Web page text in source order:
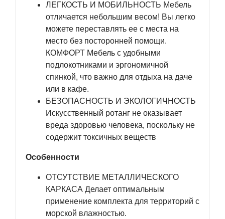
ЛЕГКОСТЬ И МОБИЛЬНОСТЬ Мебель
отличается небольшим весом! Вы легко
можете переставлять ее с места на
место без посторонней помощи.
КОМФОРТ Мебель с удобными
подлокотниками и эргономичной
спинкой, что важно для отдыха на даче
или в кафе.
БЕЗОПАСНОСТЬ И ЭКОЛОГИЧНОСТЬ
Искусственный ротанг не оказывает
вреда здоровью человека, поскольку не
содержит токсичных веществ
Особенности
ОТСУТСТВИЕ МЕТАЛЛИЧЕСКОГО
КАРКАСА Делает оптимальным
применение комплекта для территорий с
морской влажностью.